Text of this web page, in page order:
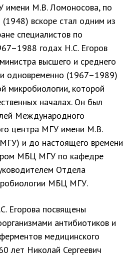
имени М.В. Ломоносова, по
вскоре стал одним из
специалистов по
годах Н.С. Егоров
высшего и среднего
одновременно (1967–1989)
микробиологии, которой
началах. Он был
Международного
центра МГУ имени М.В.
и до настоящего времени
МБЦ МГУ по кафедре
Отдела
МБЦ МГУ.
Егорова посвящены
антибиотиков и
медицинского
лет Николай Сергеевич